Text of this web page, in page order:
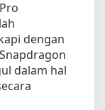
dengan
dalam hal